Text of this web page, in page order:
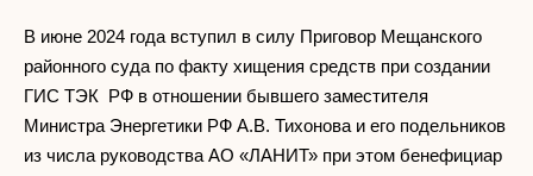
В июне 2024 года вступил в силу Приговор Мещанского
районного суда по факту хищения средств при создании
ГИС ТЭК РФ в отношении бывшего заместителя
Министра Энергетики РФ А.В. Тихонова и его подельников
из числа руководства АО «ЛАНИТ» при этом бенефициар